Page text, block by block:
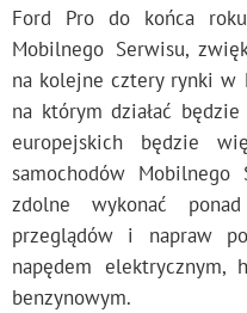
Ford Pro do końca
Mobilnego Serwisu,
na kolejne cztery rynki w
na którym działać
europejskich będzie
samochodów
zdolne wykonać
przeglądów i napraw
napędem elektrycznym,
benzynowym.